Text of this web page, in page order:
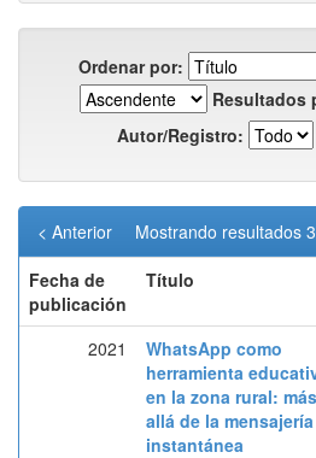
Ordenar por:
Resultados
Autor/Registro:
Mostrando resultados
< Anterior
Fecha de
publicación
Título
2021
WhatsApp como
herramienta
en la zona rural: más
allá de la mensajería
instantánea